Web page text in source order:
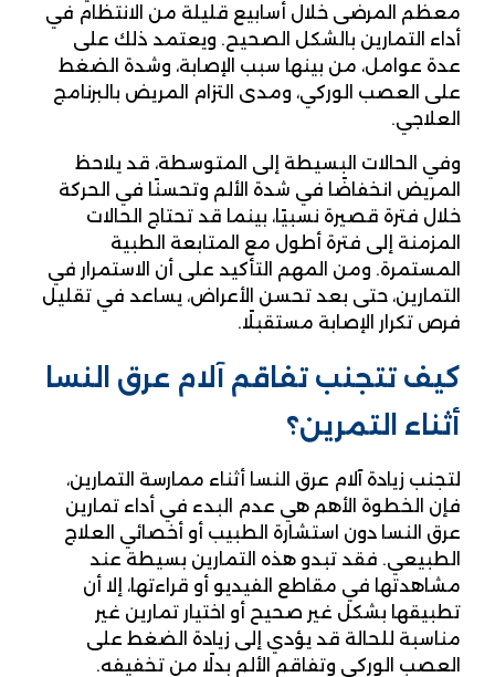
معظم المرضى خلال أسابيع قليلة من الانتظام في
أداء التمارين بالشكل الصحيح. ويعتمد ذلك على
عدة عوامل، من بينها سبب الإصابة، وشدة الضغط
على العصب الوركي، ومدى التزام المريض بالبرنامج
العلاجي.
وفي الحالات البسيطة إلى المتوسطة، قد يلاحظ
المريض انخفاضًا في شدة الألم وتحسنًا في الحركة
خلال فترة قصيرة نسبيًا، بينما قد تحتاج الحالات
المزمنة إلى فترة أطول مع المتابعة الطبية
المستمرة. ومن المهم التأكيد على أن الاستمرار في
التمارين، حتى بعد تحسن الأعراض، يساعد في تقليل
فرص تكرار الإصابة مستقبلًا.
كيف تتجنب تفاقم آلام عرق النسا
أثناء التمرين؟
لتجنب زيادة آلام عرق النسا أثناء ممارسة التمارين،
فإن الخطوة الأهم هي عدم البدء في أداء تمارين
عرق النسا دون استشارة الطبيب أو أخصائي العلاج
الطبيعي. فقد تبدو هذه التمارين بسيطة عند
مشاهدتها في مقاطع الفيديو أو قراءتها، إلا أن
تطبيقها بشكل غير صحيح أو اختيار تمارين غير
مناسبة للحالة قد يؤدي إلى زيادة الضغط على
العصب الوركي وتفاقم الألم بدلًا من تخفيفه.